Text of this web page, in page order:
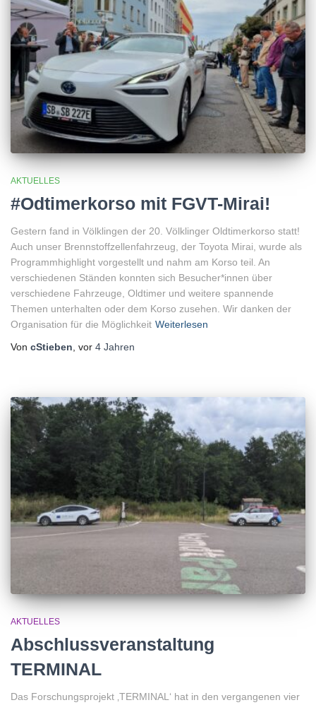
AKTUELLES
#Odtimerkorso mit FGVT-Mirai!
Gestern fand in Völklingen der 20. Völklinger Oldtimerkorso statt!
Auch unser Brennstoffzellenfahrzeug, der Toyota Mirai, wurde als
Programmhighlight vorgestellt und nahm am Korso teil. An
verschiedenen Ständen konnten sich Besucher*innen über
verschiedene Fahrzeuge, Oldtimer und weitere spannende
Themen unterhalten oder dem Korso zusehen. Wir danken der
Organisation für die Möglichkeit Weiterlesen
Von cStieben , vor 4 Jahren
AKTUELLES
Abschlussveranstaltung
TERMINAL
Das Forschungsprojekt ‚TERMINAL‘ hat in den vergangenen vier